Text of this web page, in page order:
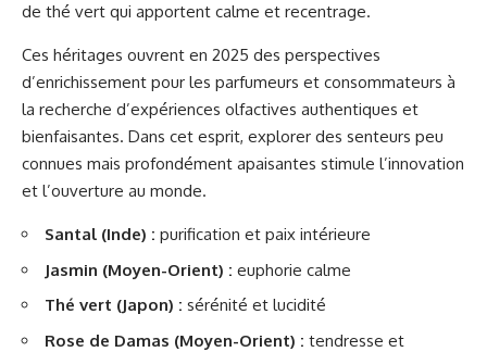
de thé vert qui apportent calme et recentrage.
Ces héritages ouvrent en 2025 des perspectives
d’enrichissement pour les parfumeurs et consommateurs à
la recherche d’expériences olfactives authentiques et
bienfaisantes. Dans cet esprit, explorer des senteurs peu
connues mais profondément apaisantes stimule l’innovation
et l’ouverture au monde.
Santal (Inde) : purification et paix intérieure
Jasmin (Moyen-Orient) : euphorie calme
Thé vert (Japon) : sérénité et lucidité
Rose de Damas (Moyen-Orient) : tendresse et